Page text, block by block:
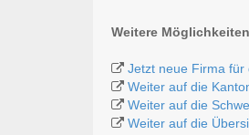
Weitere
Jetzt neue Firma für
Weiter auf die
Weiter auf die
Weiter auf die